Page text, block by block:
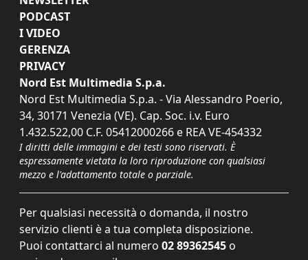
PODCAST
I VIDEO
GERENZA
PRIVACY
Nord Est Multimedia S.p.a.
Nord Est Multimedia S.p.a. - Via Alessandro Poerio,
34, 30171 Venezia (VE). Cap. Soc. i.v. Euro
1.432.522,00 C.F. 05412000266 e REA VE-454332
I diritti delle immagini e dei testi sono riservati. È
espressamente vietata la loro riproduzione con qualsiasi
mezzo e l'adattamento totale o parziale.
Per qualsiasi necessità o domanda, il nostro
servizio clienti è a tua completa disposizione.
Puoi contattarci al numero 02 89362545 o